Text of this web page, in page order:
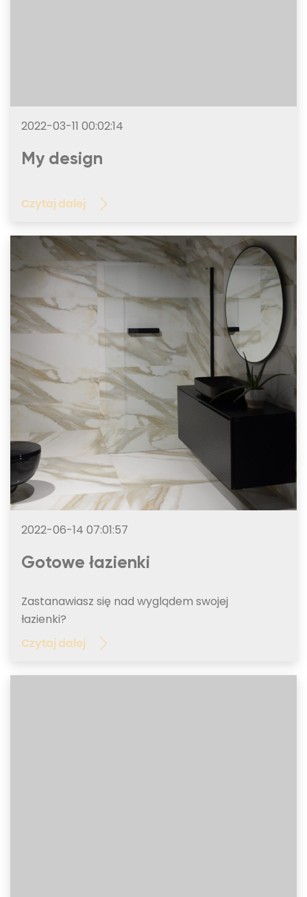
2022-03-11 00:02:14
My design
Czytaj dalej
2022-06-14 07:01:57
Gotowe łazienki
Zastanawiasz się nad wyglądem swojej
łazienki?
Czytaj dalej